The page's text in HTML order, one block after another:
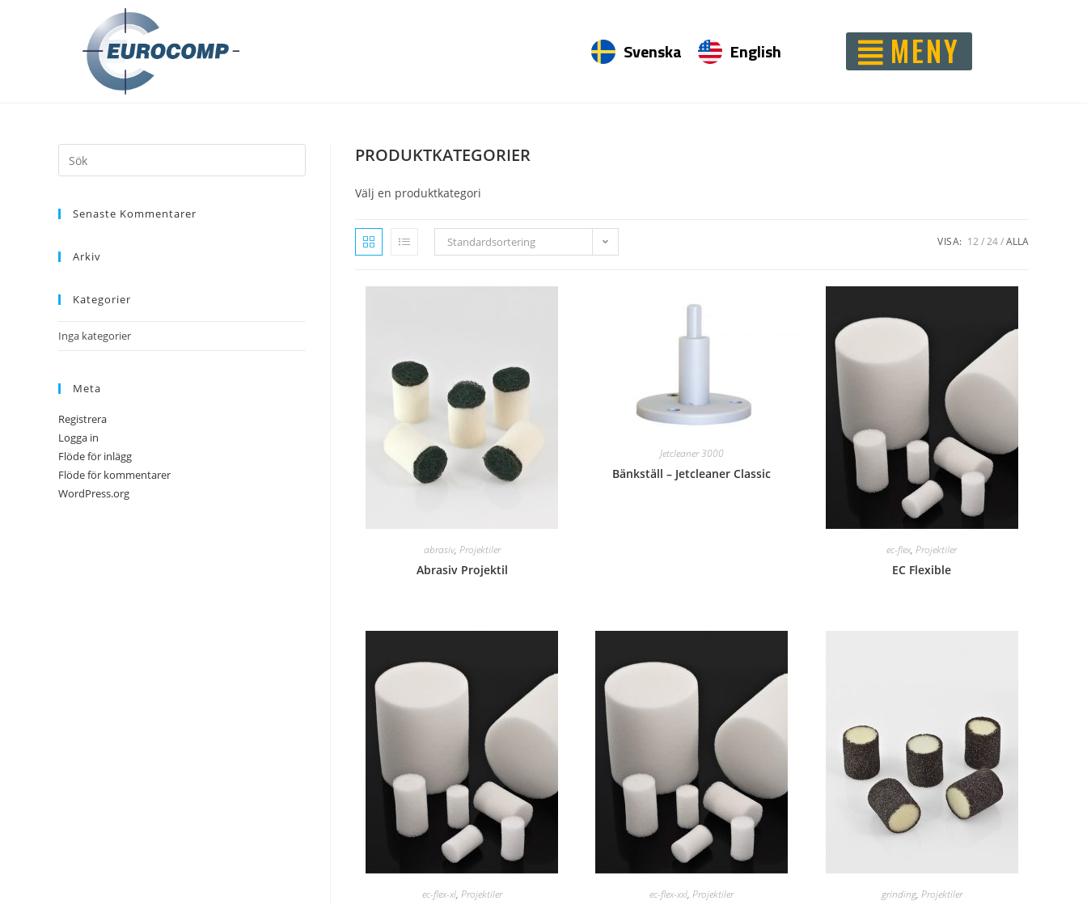
Svenska English MENY
PRODUKTKATEGORIER
Välj en produktkategori
Standardsortering VISA: 12 24 ALLA
abrasiv, Projektiler
Abrasiv Projektil
Jetcleaner 3000
Bänkställ – Jetcleaner Classic
ec-flex,Projektiler
EC Flexible
ec-flex-xl, Projektiler ec-flex-xxl,Projektiler grinding, Projektiler
Senaste Kommentarer
Arkiv
Kategorier
Inga kategorier
Meta
Registrera
Logga in
Flöde för inlägg
Flöde för kommentarer
WordPress.org